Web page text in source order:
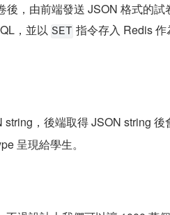
後，由前端發送 JSON 格式的試
，並以 SET 指令存入 Redis 作
，後端取得 JSON string 後
呈現給學生。